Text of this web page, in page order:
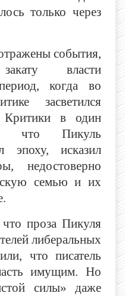
только через
события,
власти
когда во
засветился
Критики в один
что Пикуль
эпоху, исказил
недостоверно
семью и их
проза Пикуля
либеральных
что писатель
имущим. Но
силы» даже